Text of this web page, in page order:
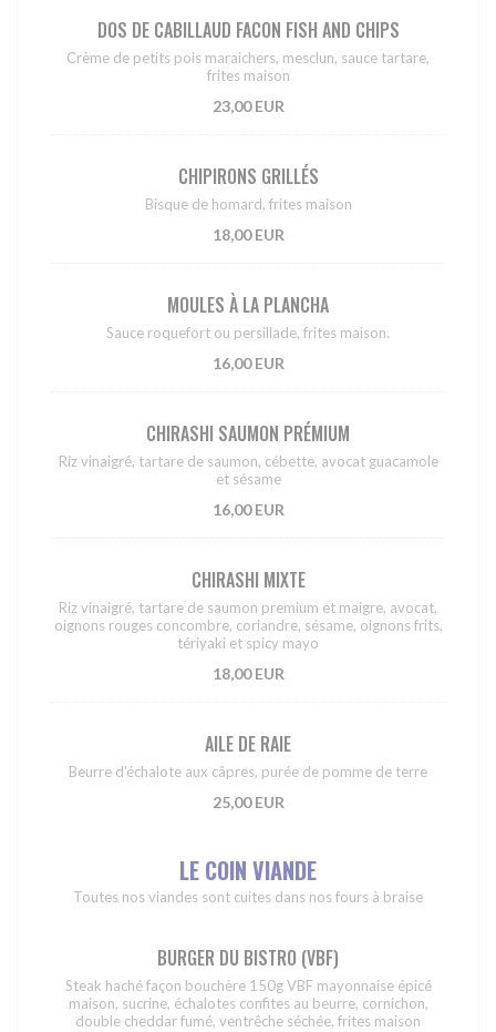
DOS DE CABILLAUD FACON FISH AND CHIPS
Crème de petits pois maraichers, mesclun, sauce tartare,
frites maison
23,00 EUR
CHIPIRONS GRILLÉS
Bisque de homard, frites maison
18,00 EUR
MOULES À LA PLANCHA
Sauce roquefort ou persillade, frites maison.
16,00 EUR
CHIRASHI SAUMON PRÉMIUM
Riz vinaigré, tartare de saumon, cébette, avocat guacamole
et sésame
16,00 EUR
CHIRASHI MIXTE
Riz vinaigré, tartare de saumon premium et maigre, avocat,
oignons rouges concombre, coriandre, sésame, oignons frits,
tériyaki et spicy mayo
18,00 EUR
AILE DE RAIE
Beurre d'échalote aux câpres, purée de pomme de terre
25,00 EUR
LE COIN VIANDE
Toutes nos viandes sont cuites dans nos fours à braise
BURGER DU BISTRO (VBF)
Steak haché façon bouchère 150g VBF mayonnaise épicé
maison, sucrine, échalotes confites au beurre, cornichon,
double cheddar fumé, ventrêche séchée, frites maison